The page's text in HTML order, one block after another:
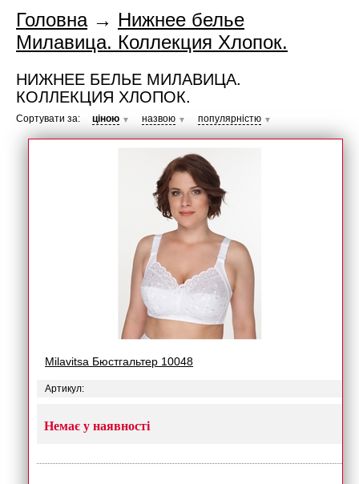
Головна→ Нижнее белье
Милавица. Коллекция Хлопок.
НИЖНЕЕ БЕЛЬЕ МИЛАВИЦА.
КОЛЛЕКЦИЯ ХЛОПОК.
Сортувати за: ціною ▼ назвою ▼ популярністю ▼
Milavitsa Бюстгальтер 10048
Артикул:
Немає у наявності